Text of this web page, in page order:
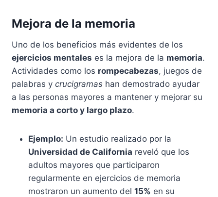
Mejora de la memoria
Uno de los beneficios más evidentes de los
ejercicios mentales es la mejora de la memoria.
Actividades como los rompecabezas, juegos de
palabras y crucigramas han demostrado ayudar
a las personas mayores a mantener y mejorar su
memoria a corto y largo plazo.
Ejemplo: Un estudio realizado por la
Universidad de California reveló que los
adultos mayores que participaron
regularmente en ejercicios de memoria
mostraron un aumento del 15% en su